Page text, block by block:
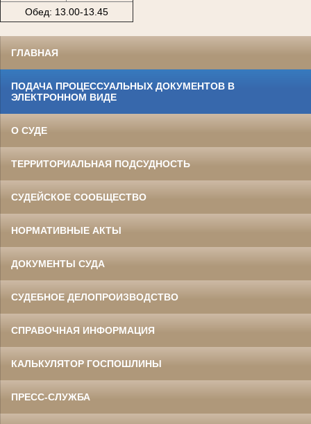
Обед: 13.00-13.45
ГЛАВНАЯ
ПОДАЧА ПРОЦЕССУАЛЬНЫХ ДОКУМЕНТОВ В
ЭЛЕКТРОННОМ ВИДЕ
О СУДЕ
ТЕРРИТОРИАЛЬНАЯ ПОДСУДНОСТЬ
СУДЕЙСКОЕ СООБЩЕСТВО
НОРМАТИВНЫЕ АКТЫ
ДОКУМЕНТЫ СУДА
СУДЕБНОЕ ДЕЛОПРОИЗВОДСТВО
СПРАВОЧНАЯ ИНФОРМАЦИЯ
КАЛЬКУЛЯТОР ГОСПОШЛИНЫ
ПРЕСС-СЛУЖБА